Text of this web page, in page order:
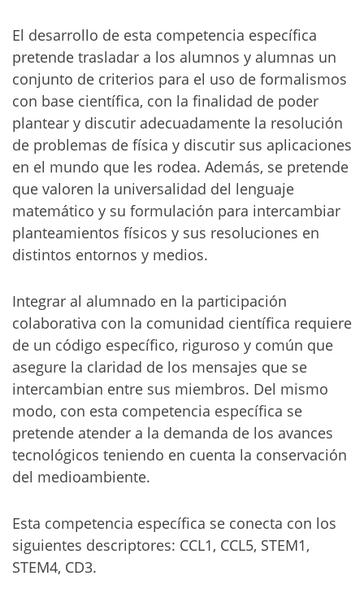
El desarrollo de esta competencia específica
pretende trasladar a los alumnos y alumnas un
conjunto de criterios para el uso de formalismos
con base científica, con la finalidad de poder
plantear y discutir adecuadamente la resolución
de problemas de física y discutir sus aplicaciones
en el mundo que les rodea. Además, se pretende
que valoren la universalidad del lenguaje
matemático y su formulación para intercambiar
planteamientos físicos y sus resoluciones en
distintos entornos y medios.
Integrar al alumnado en la participación
colaborativa con la comunidad científica requiere
de un código específico, riguroso y común que
asegure la claridad de los mensajes que se
intercambian entre sus miembros. Del mismo
modo, con esta competencia específica se
pretende atender a la demanda de los avances
tecnológicos teniendo en cuenta la conservación
del medioambiente.
Esta competencia específica se conecta con los
siguientes descriptores: CCL1, CCL5, STEM1,
STEM4, CD3.